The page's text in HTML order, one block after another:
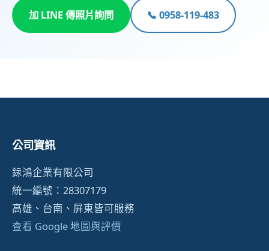
加 LINE 傳照片詢問 📞 0958-119-483
公司資訊
銢鴻企業有限公司
統一編號：28307179
高雄、台南、屏東皆可服務
查看 Google 地圖與評價